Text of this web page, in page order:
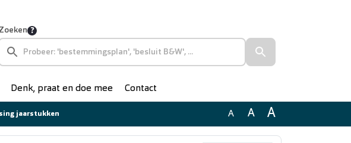
Denk, praat en doe mee Contact
jaarstukken A A A